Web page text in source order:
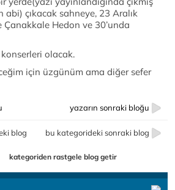
abi) çıkacak sahneye, 23 Aralık
Çanakkale Hedon ve 30’unda
olacak.
için üzgünüm ama diğer sefer
yazarın sonraki bloğu
blog bu kategorideki sonraki blog
kategoriden rastgele blog getir